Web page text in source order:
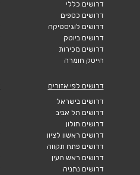
דרושים כללי
דרושים כספים
דרושים לוגיסטיקה
דרושים ביוטק
דרושים מכירות
הייטק חומרה
דרושים לפי אזורים
דרושים בישראל
דרושים תל אביב
דרושים חולון
דרושים ראשון לציון
דרושים פתח תקווה
דרושים ראש העין
דרושים נתניה